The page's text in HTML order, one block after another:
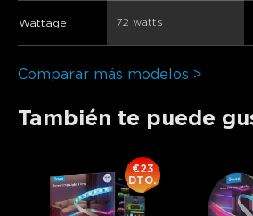
Wattage 72 watts
Comparar más modelos >
También te puede
€23
DTO.